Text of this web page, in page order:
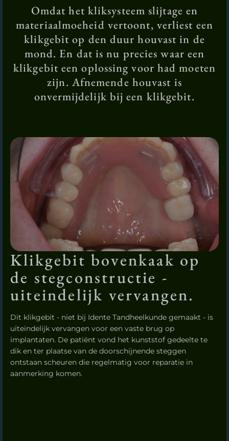
Omdat het kliksysteem slijtage en
materiaalmoeheid vertoont, verliest een
klikgebit op den duur houvast in de
mond. En dat is nu precies waar een
klikgebit een oplossing voor had moeten
zijn. Afnemende houvast is
onvermijdelijk bij een klikgebit.
Klikgebit bovenkaak op
de stegconstructie -
uiteindelijk vervangen.
Dit klikgebit - niet bij Idente Tandheelkunde gemaakt - is
uiteindelijk vervangen voor een vaste brug op
implantaten. De patiënt vond het kunststof gedeelte te
dik en ter plaatse van de doorschijnende steggen
ontstaan scheuren die regelmatig voor reparatie in
aanmerking komen.